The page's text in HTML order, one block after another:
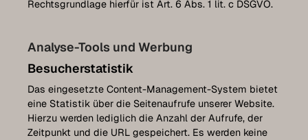
Rechtsgrundlage hierfür ist Art. 6 Abs. 1 lit. c DSGVO.
Analyse-Tools und Werbung
Besucherstatistik
Das eingesetzte Content-Management-System bietet
eine Statistik über die Seitenaufrufe unserer Website.
Hierzu werden lediglich die Anzahl der Aufrufe, der
Zeitpunkt und die URL gespeichert. Es werden keine